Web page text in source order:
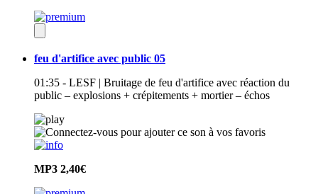
feu d'artifice avec public 05
01:35 - LESF | Bruitage de feu d'artifice avec réaction du
public – explosions + crépitements + mortier – échos
MP3 2,40€